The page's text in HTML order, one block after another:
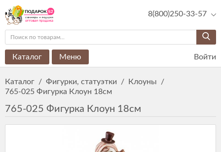
8(800)250-33-57
Каталог Меню Войти
Каталог / Фигурки, статуэтки / Клоуны
/
765-025 Фигурка Клоун 18см
765-025 Фигурка Клоун 18см